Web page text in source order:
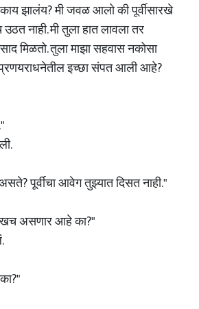
झालंय? मी जवळ आलो की पूर्वीसारखे
उठत नाही. मी तुला हात लावला तर
मिळतो. तुला माझा सहवास नकोसा
इच्छा संपत आली आहे?
पूर्वीचा आवेग तुझ्यात दिसत नाही."
असणार आहे का?"